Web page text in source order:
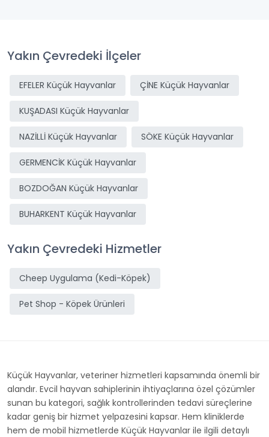
Yakın Çevredeki İlçeler
EFELER Küçük Hayvanlar ÇİNE Küçük Hayvanlar
KUŞADASI Küçük Hayvanlar
NAZİLLİ Küçük Hayvanlar SÖKE Küçük Hayvanlar
GERMENCİK Küçük Hayvanlar
BOZDOĞAN Küçük Hayvanlar
BUHARKENT Küçük Hayvanlar
Yakın Çevredeki Hizmetler
Cheep Uygulama (Kedi-Köpek)
Pet Shop - Köpek Ürünleri
Küçük Hayvanlar, veteriner hizmetleri kapsamında önemli bir
alandır. Evcil hayvan sahiplerinin ihtiyaçlarına özel çözümler
sunan bu kategori, sağlık kontrollerinden tedavi süreçlerine
kadar geniş bir hizmet yelpazesini kapsar. Hem kliniklerde
hem de mobil hizmetlerde Küçük Hayvanlar ile ilgili detaylı